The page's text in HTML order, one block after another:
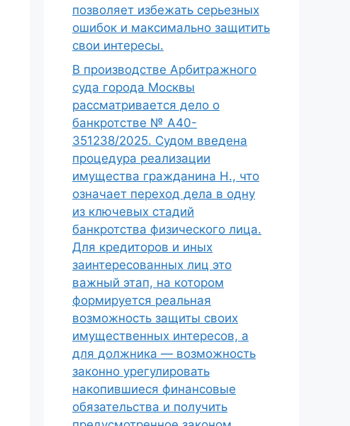
позволяет избежать серьезных
ошибок и максимально защитить
свои интересы.
В производстве Арбитражного
суда города Москвы
рассматривается дело о
банкротстве № А40-
351238/2025. Судом введена
процедура реализации
имущества гражданина Н., что
означает переход дела в одну
из ключевых стадий
банкротства физического лица.
Для кредиторов и иных
заинтересованных лиц это
важный этап, на котором
формируется реальная
возможность защиты своих
имущественных интересов, а
для должника — возможность
законно урегулировать
накопившиеся финансовые
обязательства и получить